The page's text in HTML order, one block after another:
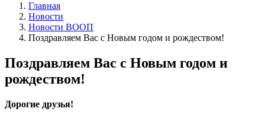
Главная
Новости
Новости ВООП
Поздравляем Вас с Новым годом и рождеством!
Поздравляем Вас с Новым годом и
рождеством!
Дорогие друзья!